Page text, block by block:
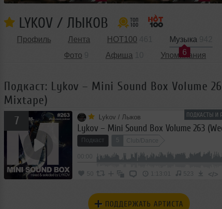
LYKOV / ЛЫКОВ
Профиль Лента HOT100
Музыка
6
Фото
Афиша Упоминания
Подкаст: Lykov – Mini Sound Box Volume
Mixtape)
ПОДКАСТЫ И
7 Lykov / Лыков
Подкаст 5 Club/Dance
50 1:13:01 523 </>
ПОДДЕРЖАТЬ АРТИСТА